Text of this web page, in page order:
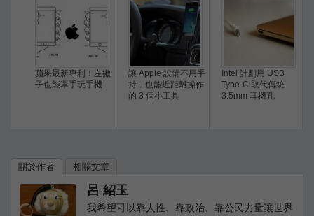
蘋果最新專利！左撇
子也能單手玩手機
讓 Apple 設備不用手
持，也能近距離操作
的 3 個小工具
Intel 計劃用 USB
Type-C 取代傳統
3.5mm 耳機孔
關於作者 相關文章
呂 紹玉
我希望可以靠人性、靠政治、靠公民力量讓世界